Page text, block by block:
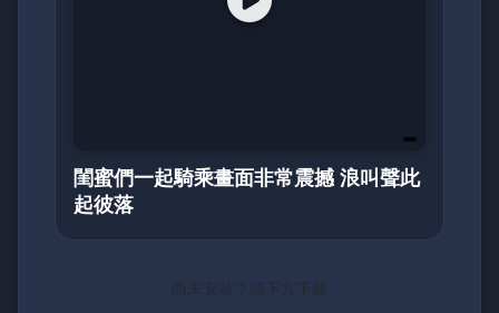
閨蜜們一起騎乘畫面非常震撼 浪叫聲此
起彼落
尚未安裝？請下方下載